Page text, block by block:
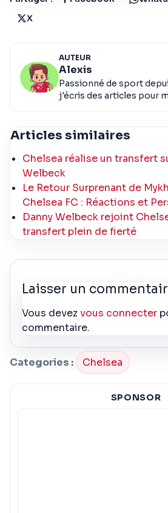
X
AUTEUR
Alexis
Passionné de sport
j'écris des articles pour
Articles similaires
Chelsea réalise un transfert
Welbeck
Le Retour Surprenant de
Chelsea FC : Réactions et
Danny Welbeck rejoint
transfert plein de fierté
Laisser un
Vous devezvous connecter
commentaire.
Categories : Chelsea
SPONSOR